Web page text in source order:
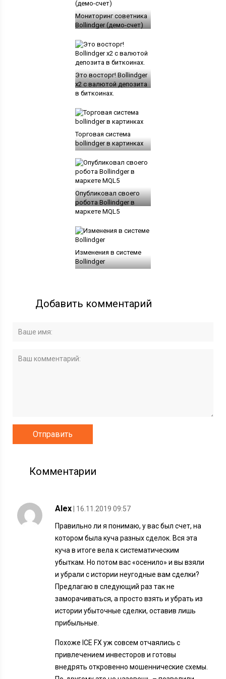
Мониторинг советника
Bollindger (демо-счет)
Это восторг! Bollindger
x2 с валютой депозита
в биткоинах.
Торговая система
bollindger в картинках
Опубликовал своего
робота Bollindger в
маркете MQL5
Изменения в системе
Bollindger
Добавить комментарий
Комментарии
Alex | 16.11.2019 09:57
Правильно ли я понимаю, у вас был счет, на
котором была куча разных сделок. Вся эта
куча в итоге вела к систематическим
убыткам. Но потом вас «осенило» и вы взяли
и убрали с истории неугодные вам сделки?
Предлагаю в следующий раз так не
заморачиваться, а просто взять и убрать из
истории убыточные сделки, оставив лишь
прибыльные.
Похоже ICE FX уж совсем отчаялись с
привлечением инвесторов и готовы
внедрять откровенно мошеннические схемы.